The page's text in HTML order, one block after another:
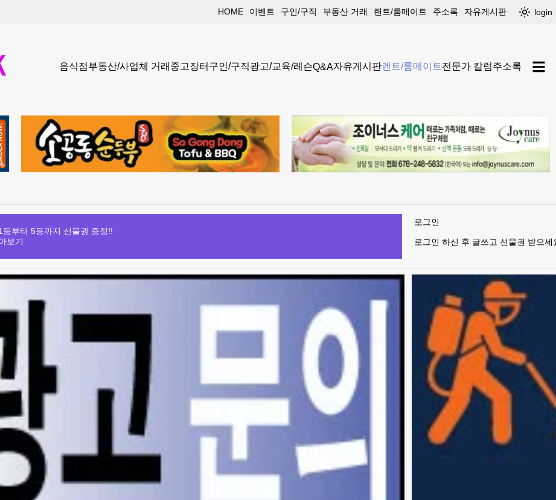
HOME 이벤트 구인/구직 부동산 거래 랜트/룸메이트 주소록 자유게시판 login
음식점부동산/사업체 거래 중고장터 구인/구직광고/교육/레슨Q&A자유게시판렌트/룸메이트 전문가 칼럼주소록
실 싱글 홈--$3,900❤️⭕
합니다. $2800
$1800
실 렌트 (유틸리티 포함)
등부터 5등까지 선물권 증정!!
보기
로그인
로그인 하신 후 글쓰고 선물권 받으세